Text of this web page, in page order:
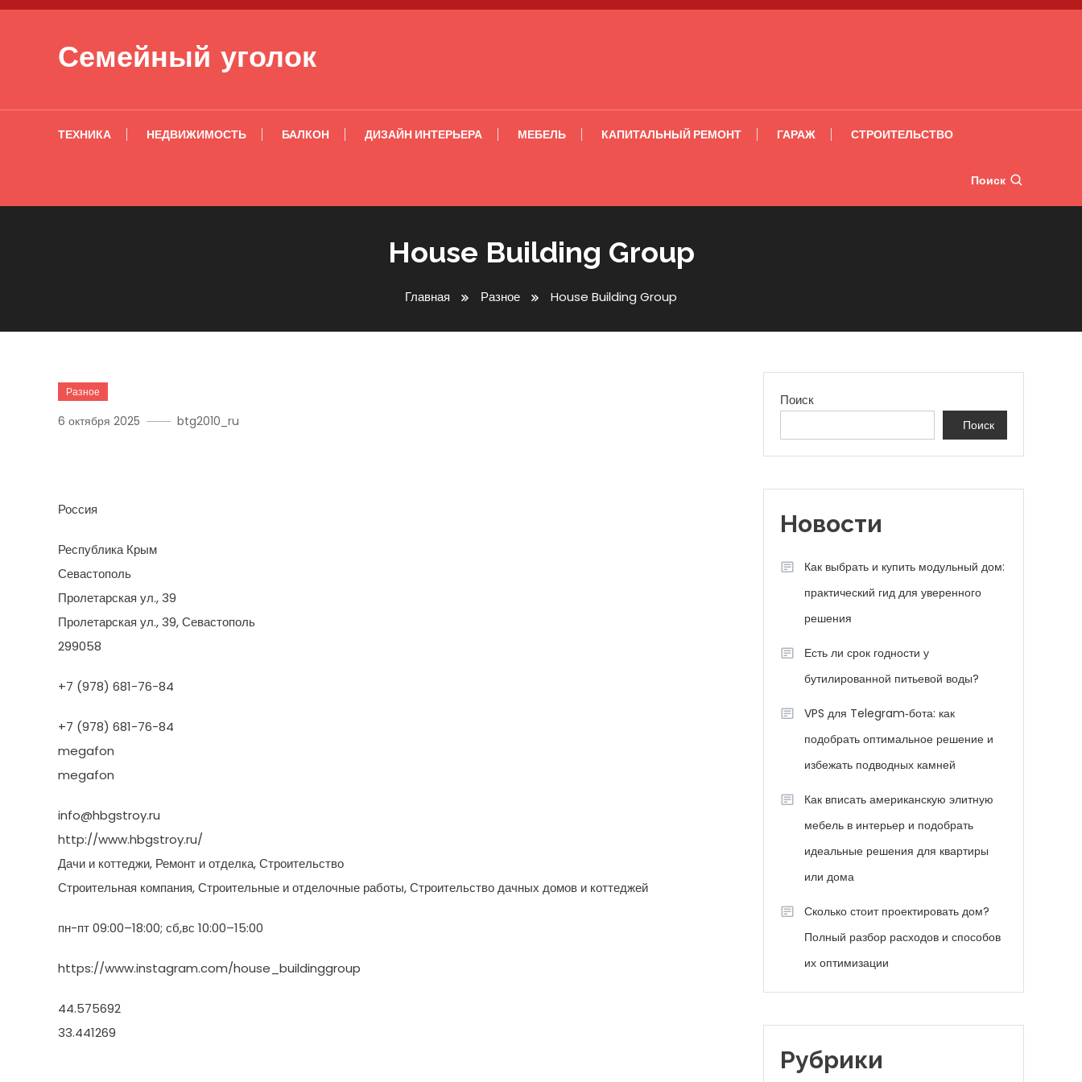
Перейти к содержимому
Семейный уголок
ТЕХНИКА НЕДВИЖИМОСТЬ БАЛКОН ДИЗАЙН ИНТЕРЬЕРА МЕБЕЛЬ КАПИТАЛЬНЫЙ РЕМОНТ ГАРАЖ СТРОИТЕЛЬСТВО
Поиск
House Building Group
Главная Разное House Building Group
Разное
6 октября 2025 btg2010_ru
Россия
Республика Крым
Севастополь
Пролетарская ул., 39
Пролетарская ул., 39, Севастополь
299058
+7 (978) 681-76-84
+7 (978) 681-76-84
megafon
megafon
info@hbgstroy.ru
http://www.hbgstroy.ru/
Дачи и коттеджи, Ремонт и отделка, Строительство
Строительная компания, Строительные и отделочные работы, Строительство дачных домов и коттеджей
пн-пт 09:00–18:00; сб,вс 10:00–15:00
https://www.instagram.com/house_buildinggroup
44.575692
33.441269
Поиск
Поиск
Новости
Как выбрать и купить модульный дом:
практический гид для уверенного
решения
Есть ли срок годности у
бутилированной питьевой воды?
VPS для Telegram‑бота: как
подобрать оптимальное решение и
избежать подводных камней
Как вписать американскую элитную
мебель в интерьер и подобрать
идеальные решения для квартиры
или дома
Сколько стоит проектировать дом?
Полный разбор расходов и способов
их оптимизации
Рубрики